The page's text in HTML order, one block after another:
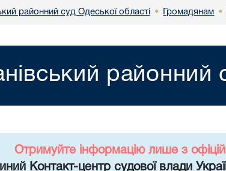
районний суд Одеської області • Громадянам •
районний
Отримуйте інформацію лише з
Контакт-центр судової влади